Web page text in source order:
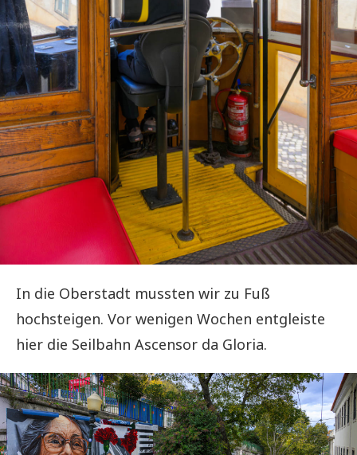
In die Oberstadt mussten wir zu Fuß
hochsteigen. Vor wenigen Wochen entgleiste
hier die Seilbahn Ascensor da Gloria.